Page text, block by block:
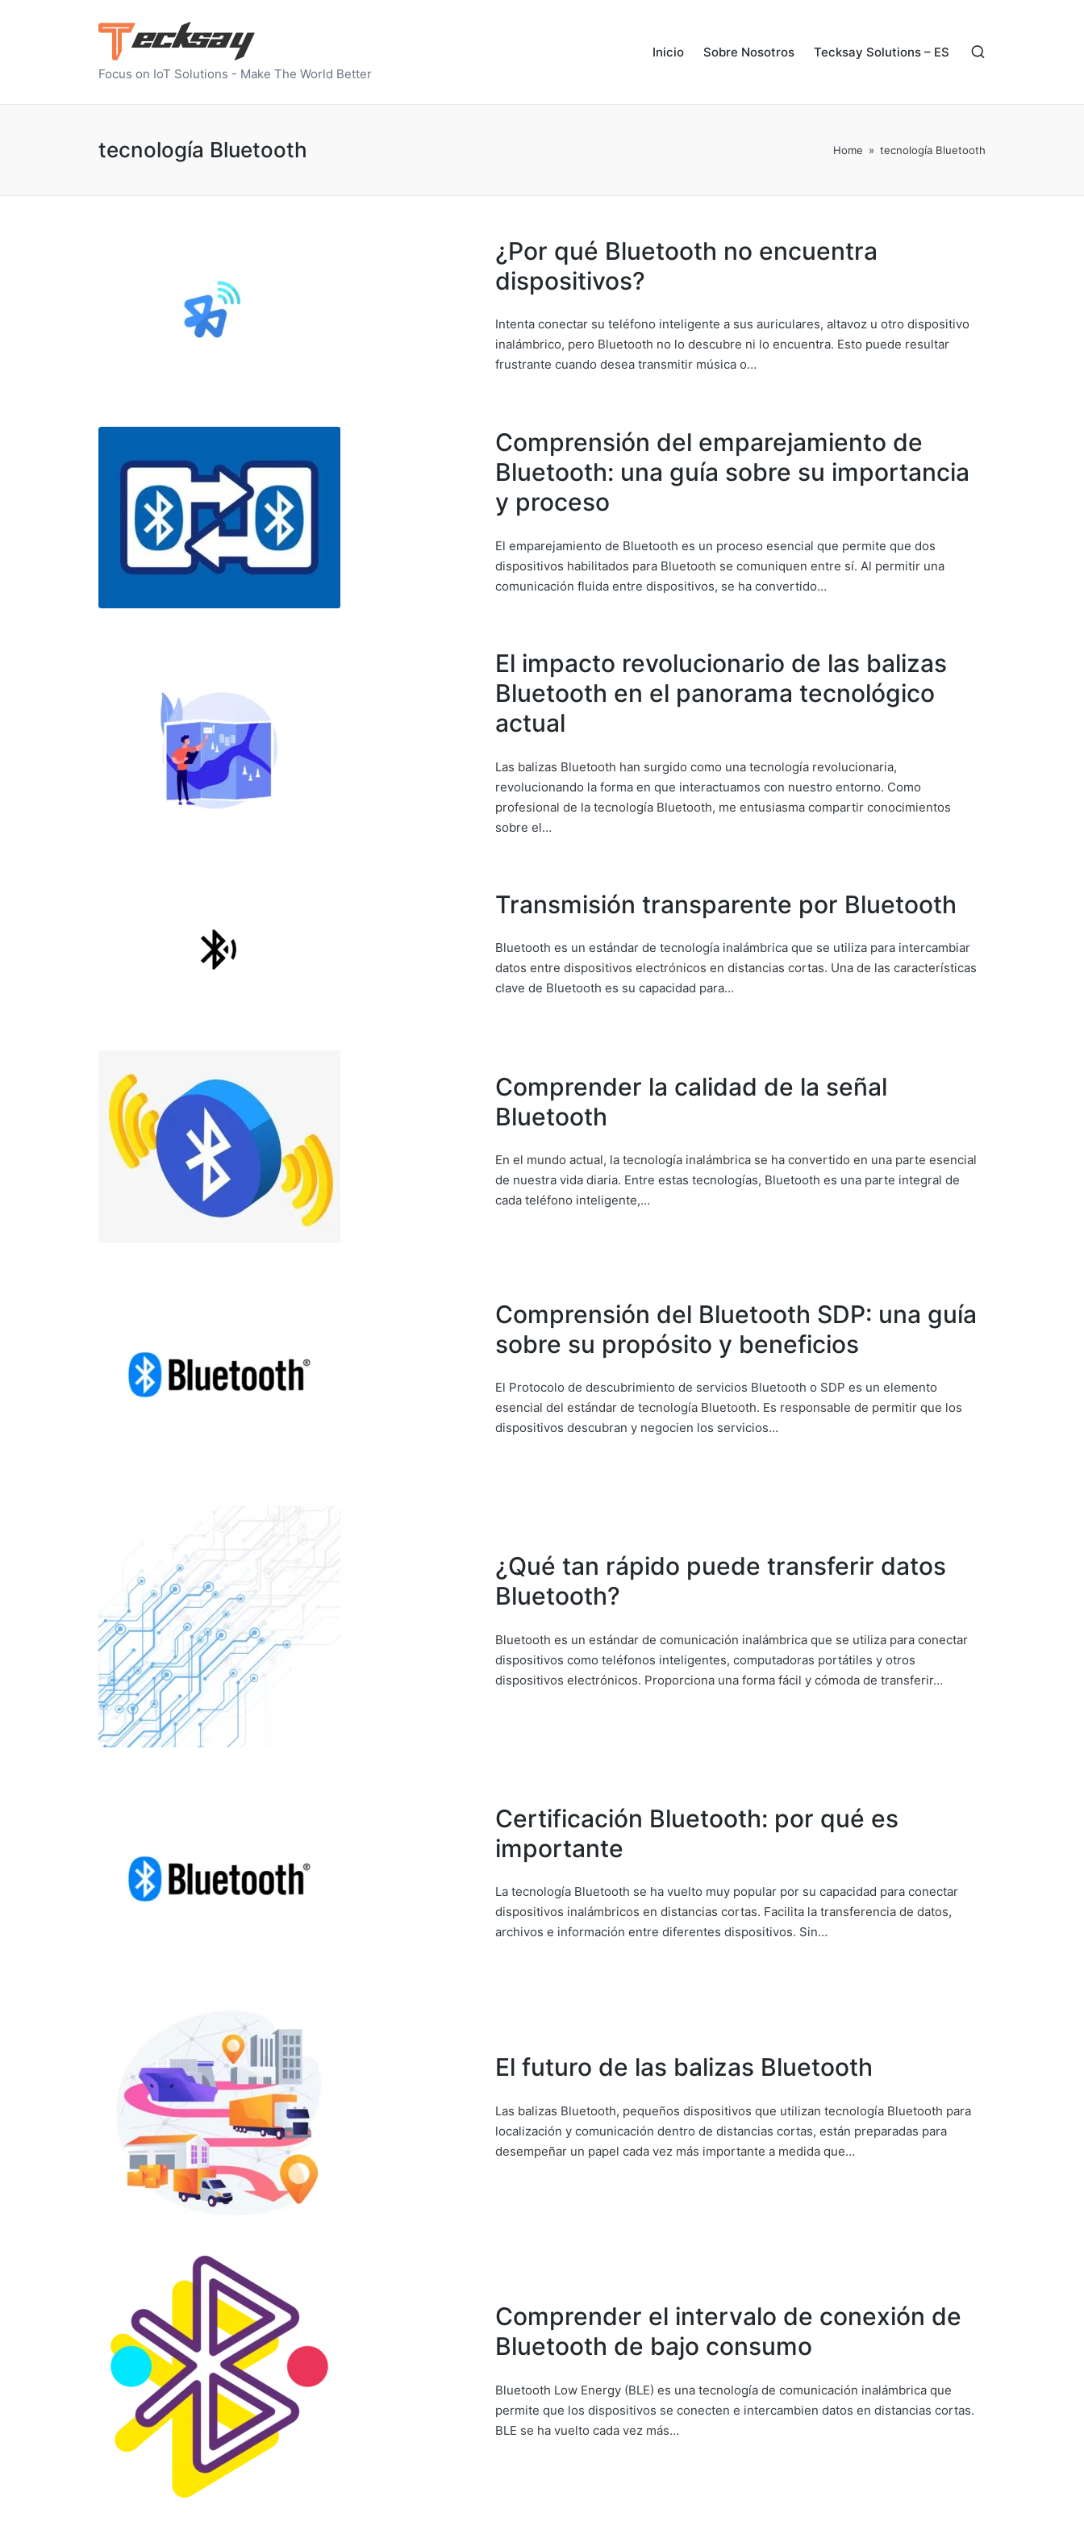
Focus on IoT Solutions - Make The World Better
Inicio Sobre Nosotros Tecksay Solutions – ES
tecnología Bluetooth Home » tecnología Bluetooth
¿Por qué Bluetooth no encuentra
dispositivos?
Intenta conectar su teléfono inteligente a sus auriculares, altavoz u otro dispositivo
inalámbrico, pero Bluetooth no lo descubre ni lo encuentra. Esto puede resultar
frustrante cuando desea transmitir música o…
Comprensión del emparejamiento de
Bluetooth: una guía sobre su importancia
y proceso
El emparejamiento de Bluetooth es un proceso esencial que permite que dos
dispositivos habilitados para Bluetooth se comuniquen entre sí. Al permitir una
comunicación fluida entre dispositivos, se ha convertido…
El impacto revolucionario de las balizas
Bluetooth en el panorama tecnológico
actual
Las balizas Bluetooth han surgido como una tecnología revolucionaria,
revolucionando la forma en que interactuamos con nuestro entorno. Como
profesional de la tecnología Bluetooth, me entusiasma compartir conocimientos
sobre el…
Transmisión transparente por Bluetooth
Bluetooth es un estándar de tecnología inalámbrica que se utiliza para intercambiar
datos entre dispositivos electrónicos en distancias cortas. Una de las características
clave de Bluetooth es su capacidad para…
Comprender la calidad de la señal
Bluetooth
En el mundo actual, la tecnología inalámbrica se ha convertido en una parte esencial
de nuestra vida diaria. Entre estas tecnologías, Bluetooth es una parte integral de
cada teléfono inteligente,…
Comprensión del Bluetooth SDP: una guía
sobre su propósito y beneficios
El Protocolo de descubrimiento de servicios Bluetooth o SDP es un elemento
esencial del estándar de tecnología Bluetooth. Es responsable de permitir que los
dispositivos descubran y negocien los servicios…
¿Qué tan rápido puede transferir datos
Bluetooth?
Bluetooth es un estándar de comunicación inalámbrica que se utiliza para conectar
dispositivos como teléfonos inteligentes, computadoras portátiles y otros
dispositivos electrónicos. Proporciona una forma fácil y cómoda de transferir…
Certificación Bluetooth: por qué es
importante
La tecnología Bluetooth se ha vuelto muy popular por su capacidad para conectar
dispositivos inalámbricos en distancias cortas. Facilita la transferencia de datos,
archivos e información entre diferentes dispositivos. Sin…
El futuro de las balizas Bluetooth
Las balizas Bluetooth, pequeños dispositivos que utilizan tecnología Bluetooth para
localización y comunicación dentro de distancias cortas, están preparadas para
desempeñar un papel cada vez más importante a medida que…
Comprender el intervalo de conexión de
Bluetooth de bajo consumo
Bluetooth Low Energy (BLE) es una tecnología de comunicación inalámbrica que
permite que los dispositivos se conecten e intercambien datos en distancias cortas.
BLE se ha vuelto cada vez más…